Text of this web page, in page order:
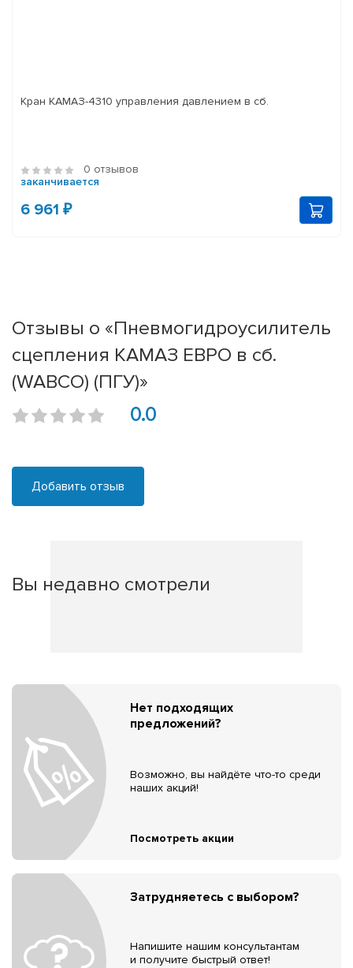
Кран КАМАЗ-4310 управления давлением в сб.
0 отзывов
заканчивается
6 961 ₽
Отзывы о «Пневмогидроусилитель
сцепления КАМАЗ ЕВРО в сб.
(WABCO) (ПГУ)»
0.0
Добавить отзыв
Вы недавно смотрели
Нет подходящих
предложений?
Возможно, вы найдёте что-то среди
наших акций!
Посмотреть акции
Затрудняетесь с выбором?
Напишите нашим консультантам
и получите быстрый ответ!